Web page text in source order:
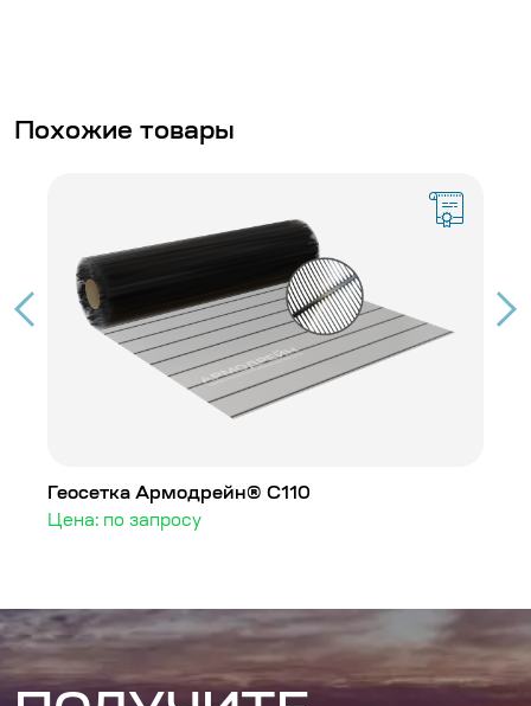
Похожие товары
Геосетка Армодрейн® С110
Цена: по запросу